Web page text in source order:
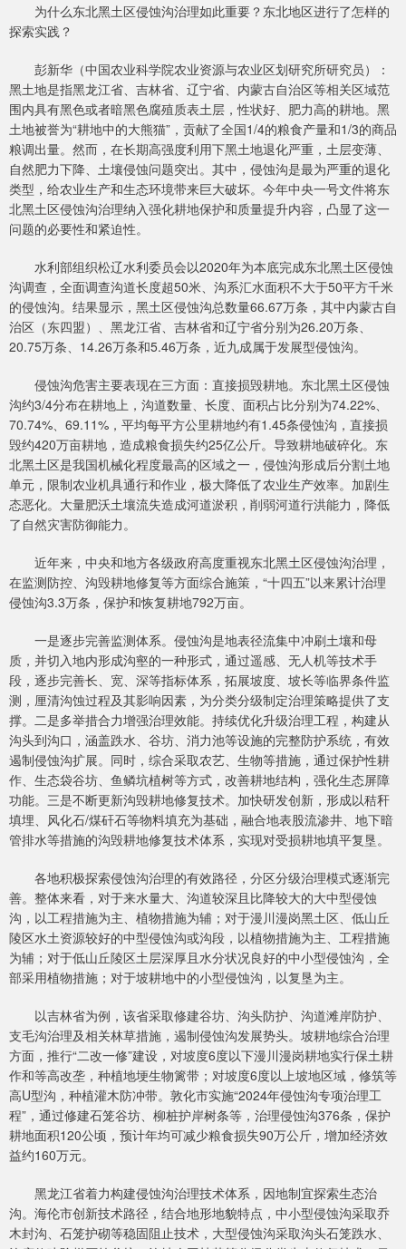
为什么东北黑土区侵蚀沟治理如此重要？东北地区进行了怎样的
探索实践？
彭新华（中国农业科学院农业资源与农业区划研究所研究员）：
黑土地是指黑龙江省、吉林省、辽宁省、内蒙古自治区等相关区域范
围内具有黑色或者暗黑色腐殖质表土层，性状好、肥力高的耕地。黑
土地被誉为“耕地中的大熊猫”，贡献了全国1/4的粮食产量和1/3的商品
粮调出量。然而，在长期高强度利用下黑土地退化严重，土层变薄、
自然肥力下降、土壤侵蚀问题突出。其中，侵蚀沟是最为严重的退化
类型，给农业生产和生态环境带来巨大破坏。今年中央一号文件将东
北黑土区侵蚀沟治理纳入强化耕地保护和质量提升内容，凸显了这一
问题的必要性和紧迫性。
水利部组织松辽水利委员会以2020年为本底完成东北黑土区侵蚀
沟调查，全面调查沟道长度超50米、沟系汇水面积不大于50平方千米
的侵蚀沟。结果显示，黑土区侵蚀沟总数量66.67万条，其中内蒙古自
治区（东四盟）、黑龙江省、吉林省和辽宁省分别为26.20万条、
20.75万条、14.26万条和5.46万条，近九成属于发展型侵蚀沟。
侵蚀沟危害主要表现在三方面：直接损毁耕地。东北黑土区侵蚀
沟约3/4分布在耕地上，沟道数量、长度、面积占比分别为74.22%、
70.74%、69.11%，平均每平方公里耕地约有1.45条侵蚀沟，直接损
毁约420万亩耕地，造成粮食损失约25亿公斤。导致耕地破碎化。东
北黑土区是我国机械化程度最高的区域之一，侵蚀沟形成后分割土地
单元，限制农业机具通行和作业，极大降低了农业生产效率。加剧生
态恶化。大量肥沃土壤流失造成河道淤积，削弱河道行洪能力，降低
了自然灾害防御能力。
近年来，中央和地方各级政府高度重视东北黑土区侵蚀沟治理，
在监测防控、沟毁耕地修复等方面综合施策，“十四五”以来累计治理
侵蚀沟3.3万条，保护和恢复耕地792万亩。
一是逐步完善监测体系。侵蚀沟是地表径流集中冲刷土壤和母
质，并切入地内形成沟壑的一种形式，通过遥感、无人机等技术手
段，逐步完善长、宽、深等指标体系，拓展坡度、坡长等临界条件监
测，厘清沟蚀过程及其影响因素，为分类分级制定治理策略提供了支
撑。二是多举措合力增强治理效能。持续优化升级治理工程，构建从
沟头到沟口，涵盖跌水、谷坊、消力池等设施的完整防护系统，有效
遏制侵蚀沟扩展。同时，综合采取农艺、生物等措施，通过保护性耕
作、生态袋谷坊、鱼鳞坑植树等方式，改善耕地结构，强化生态屏障
功能。三是不断更新沟毁耕地修复技术。加快研发创新，形成以秸秆
填埋、风化石/煤矸石等物料填充为基础，融合地表股流渗井、地下暗
管排水等措施的沟毁耕地修复技术体系，实现对受损耕地填平复垦。
各地积极探索侵蚀沟治理的有效路径，分区分级治理模式逐渐完
善。整体来看，对于来水量大、沟道较深且比降较大的大中型侵蚀
沟，以工程措施为主、植物措施为辅；对于漫川漫岗黑土区、低山丘
陵区水土资源较好的中型侵蚀沟或沟段，以植物措施为主、工程措施
为辅；对于低山丘陵区土层深厚且水分状况良好的中小型侵蚀沟，全
部采用植物措施；对于坡耕地中的小型侵蚀沟，以复垦为主。
以吉林省为例，该省采取修建谷坊、沟头防护、沟道滩岸防护、
支毛沟治理及相关林草措施，遏制侵蚀沟发展势头。坡耕地综合治理
方面，推行“二改一修”建设，对坡度6度以下漫川漫岗耕地实行保土耕
作和等高改垄，种植地埂生物篱带；对坡度6度以上坡地区域，修筑等
高U型沟，种植灌木防冲带。敦化市实施“2024年侵蚀沟专项治理工
程”，通过修建石笼谷坊、柳桩护岸树条等，治理侵蚀沟376条，保护
耕地面积120公顷，预计年均可减少粮食损失90万公斤，增加经济效
益约160万元。
黑龙江省着力构建侵蚀沟治理技术体系，因地制宜探索生态治
沟。海伦市创新技术路径，结合地形地貌特点，中小型侵蚀沟采取乔
木封沟、石笼护砌等稳固阻止技术，大型侵蚀沟采取沟头石笼跌水、